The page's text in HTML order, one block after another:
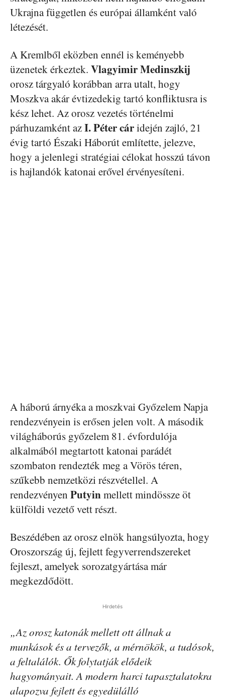
Ukrajna független és európai államként való
létezését.
A Kremlből eközben ennél is keményebb
üzenetek érkeztek. Vlagyimir Medinszkij
orosz tárgyaló korábban arra utalt, hogy
Moszkva akár évtizedekig tartó konfliktusra is
kész lehet. Az orosz vezetés történelmi
párhuzamként azI. Péter cáridején zajló, 21
évig tartó Északi Háborút említette, jelezve,
hogy a jelenlegi stratégiai célokat hosszú távon
is hajlandók katonai erővel érvényesíteni.
A háború árnyéka a moszkvai Győzelem Napja
rendezvényein is erősen jelen volt. A második
világháborús győzelem 81. évfordulója
alkalmából megtartott katonai parádét
szombaton rendezték meg a Vörös téren,
szűkebb nemzetközi részvétellel. A
rendezvényen Putyinmellett mindössze öt
külföldi vezető vett részt.
Beszédében az orosz elnök hangsúlyozta, hogy
Oroszország új, fejlett fegyverrendszereket
fejleszt, amelyek sorozatgyártása már
megkezdődött.
Hirdetés
„Az orosz katonák mellett ott állnak a
munkások és a tervezők, a mérnökök, a tudósok,
a feltalálók. Ők folytatják elődeik
hagyományait. A modern harci tapasztalatokra
alapozva fejlett és egyedülálló